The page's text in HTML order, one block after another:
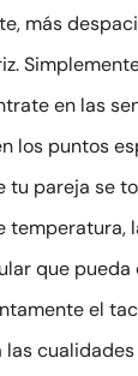
más
en las
los puntos
tu pareja se
temperatura,
que pueda
el